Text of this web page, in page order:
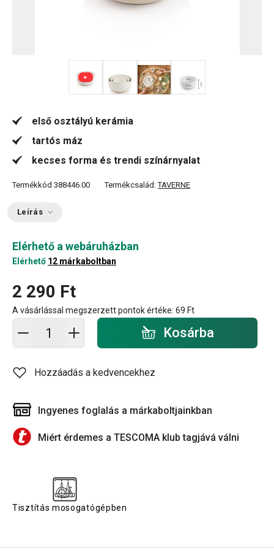
első osztályú kerámia
tartós máz
kecses forma és trendi színárnyalat
Termékkód 388446.00 Termékcsalád:TAVERNE
Leírás
Elérhető a webáruházban
Elérhető 12 márkaboltban
2 290 Ft
A vásárlással megszerzett pontok értéke: 69 Ft
Kosárba - mennyiség Kosárba
Hozzáadás a kedvencekhez
Ingyenes foglalás a márkaboltjainkban
Miért érdemes a TESCOMA klub tagjává válni
Tisztítás mosogatógépben